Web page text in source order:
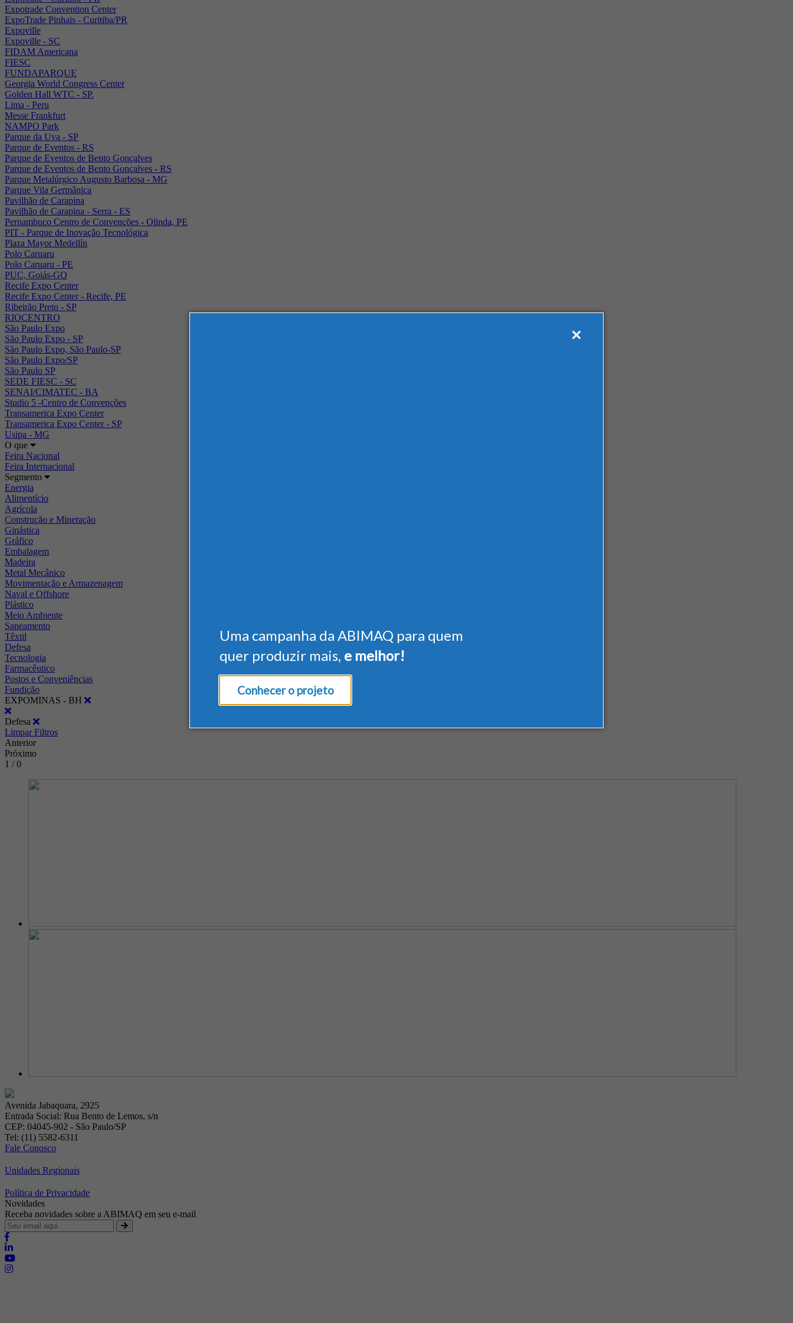
Uma campanha da ABIMAQ para quem
quer produzir mais, e melhor!
Conhecer o projeto
Expotrade Convention Center
ExpoTrade Pinhais - Curitiba/PR
Expoville
Expoville - SC
FIDAM Americana
FIESC
FUNDAPARQUE
Georgia World Congress Center
Golden Hall WTC - SP.
Lima - Peru
Messe Frankfurt
NAMPO Park
Parque da Uva - SP
Parque de Eventos - RS
Parque de Eventos de Bento Gonçalves
Parque de Eventos de Bento Gonçalves - RS
Parque Metalúrgico Augusto Barbosa - MG
Parque Vila Germânica
Pavilhão de Carapina
Pavilhão de Carapina - Serra - ES
Pernambuco Centro de Convenções - Olinda, PE
PIT - Parque de Inovação Tecnológica
Plaza Mayor Medellín
Polo Caruaru
Polo Caruaru - PE
PUC, Goiás-GO
Recife Expo Center
Recife Expo Center - Recife, PE
Ribeirão Preto - SP
RIOCENTRO
São Paulo Expo
São Paulo Expo - SP
São Paulo Expo, São Paulo-SP
São Paulo Expo/SP
São Paulo SP
SEDE FIESC - SC
SENAI/CIMATEC - BA
Studio 5 -Centro de Convenções
Transamerica Expo Center
Transamerica Expo Center - SP
Usipa - MG
O que
Feira Nacional
Feira Internacional
Segmento
Energia
Alimentício
Agrícola
Construção e Mineração
Ginástica
Gráfico
Embalagem
Madeira
Metal Mecânico
Movimentação e Armazenagem
Naval e Offshore
Plástico
Meio Ambiente
Saneamento
Têxtil
Defesa
Tecnologia
Farmacêutico
Postos e Conveniências
Fundição
EXPOMINAS - BH
Defesa
Limpar Filtros
Anterior
Próximo
1 / 0
Avenida Jabaquara, 2925
Entrada Social: Rua Bento de Lemos, s/n
CEP: 04045-902 - São Paulo/SP
Tel: (11) 5582-6311
Fale Conosco
Unidades Regionais
Política de Privacidade
Novidades
Receba novidades sobre a ABIMAQ em seu e-mail